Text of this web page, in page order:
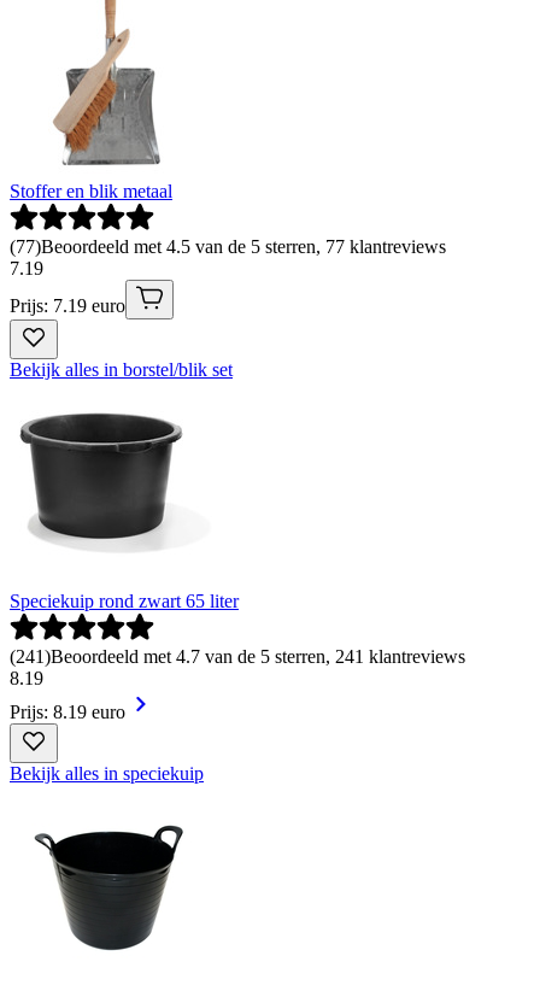
Stoffer en blik metaal
(77)Beoordeeld met 4.5 van de 5 sterren, 77 klantreviews
7.19
Prijs: 7.19 euro
Bekijk alles in borstel/blik set
Speciekuip rond zwart 65 liter
(241)Beoordeeld met 4.7 van de 5 sterren, 241 klantreviews
8.19
Prijs: 8.19 euro
Bekijk alles in speciekuip